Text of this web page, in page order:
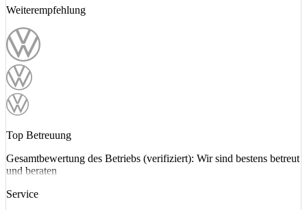
Weiterempfehlung
Top Betreuung
Gesamtbewertung des Betriebs (verifiziert): Wir sind bestens betreut
und beraten
Service